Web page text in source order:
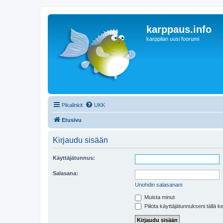
karppaus.info
karppilan uusi foorumi
Pikalinkit UKK
Etusivu
Kirjaudu sisään
Käyttäjätunnus:
Salasana:
Unohdin salasanani
Muista minut
Piilota käyttäjätunnukseni tällä